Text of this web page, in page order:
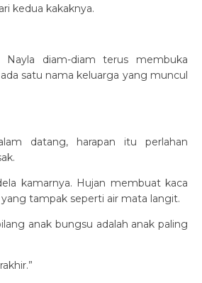
kedua kakaknya.
Nayla diam-diam terus membuka
satu nama keluarga yang muncul
datang, harapan itu perlahan
kamarnya. Hujan membuat kaca
tampak seperti air mata langit.
anak bungsu adalah anak paling